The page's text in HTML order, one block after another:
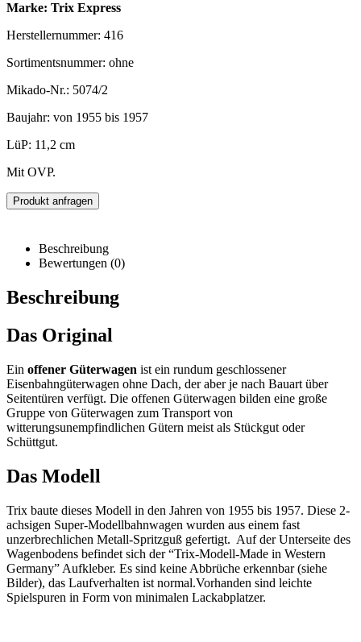
Marke: Trix Express
Herstellernummer: 416
Sortimentsnummer: ohne
Mikado-Nr.: 5074/2
Baujahr: von 1955 bis 1957
LüP: 11,2 cm
Mit OVP.
Produkt anfragen
Beschreibung
Bewertungen (0)
Beschreibung
Das Original
Ein offener Güterwagen ist ein rundum geschlossener
Eisenbahngüterwagen ohne Dach, der aber je nach Bauart über
Seitentüren verfügt. Die offenen Güterwagen bilden eine große
Gruppe von Güterwagen zum Transport von
witterungsunempfindlichen Gütern meist als Stückgut oder
Schüttgut.
Das Modell
Trix baute dieses Modell in den Jahren von 1955 bis 1957. Diese 2-
achsigen Super-Modellbahnwagen wurden aus einem fast
unzerbrechlichen Metall-Spritzguß gefertigt. Auf der Unterseite des
Wagenbodens befindet sich der “Trix-Modell-Made in Western
Germany” Aufkleber. Es sind keine Abbrüche erkennbar (siehe
Bilder), das Laufverhalten ist normal.Vorhanden sind leichte
Spielspuren in Form von minimalen Lackabplatzer.